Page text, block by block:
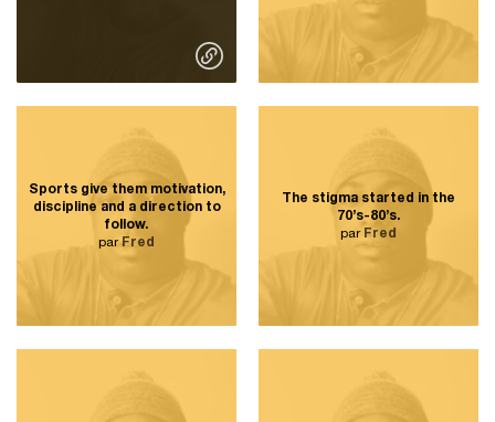
Sports give them motivation,
discipline and a direction to
follow.
parFred
The stigma started in the
70’s-80’s.
par Fred